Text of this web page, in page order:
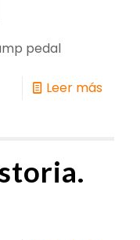
pedal
Leer más